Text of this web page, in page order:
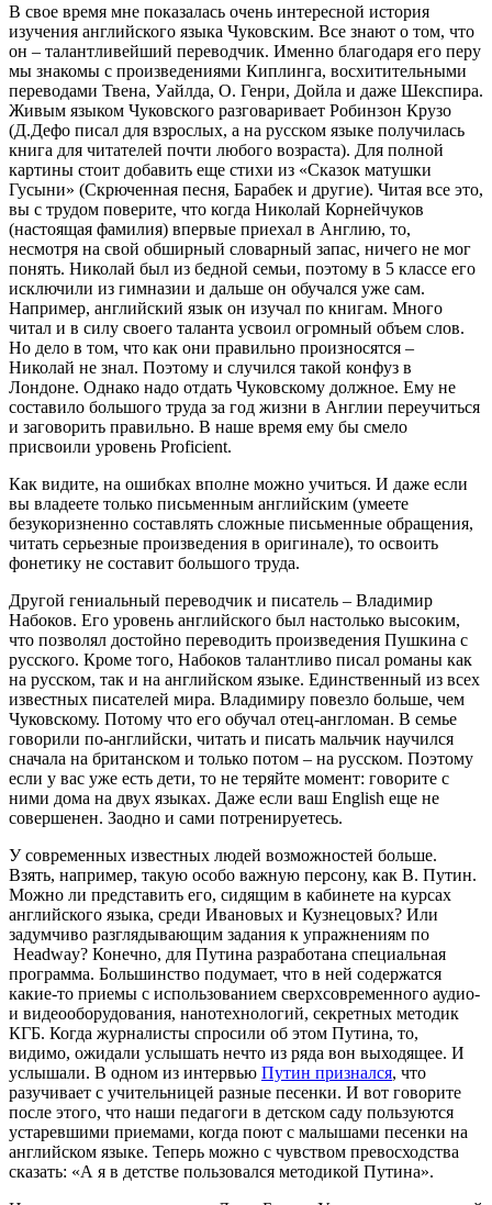
В свое время мне показалась очень интересной история
изучения английского языка Чуковским. Все знают о том, что
он – талантливейший переводчик. Именно благодаря его перу
мы знакомы с произведениями Киплинга, восхитительными
переводами Твена, Уайлда, О. Генри, Дойла и даже Шекспира.
Живым языком Чуковского разговаривает Робинзон Крузо
(Д.Дефо писал для взрослых, а на русском языке получилась
книга для читателей почти любого возраста). Для полной
картины стоит добавить еще стихи из «Сказок матушки
Гусыни» (Скрюченная песня, Барабек и другие). Читая все это,
вы с трудом поверите, что когда Николай Корнейчуков
(настоящая фамилия) впервые приехал в Англию, то,
несмотря на свой обширный словарный запас, ничего не мог
понять. Николай был из бедной семьи, поэтому в 5 классе его
исключили из гимназии и дальше он обучался уже сам.
Например, английский язык он изучал по книгам. Много
читал и в силу своего таланта усвоил огромный объем слов.
Но дело в том, что как они правильно произносятся –
Николай не знал. Поэтому и случился такой конфуз в
Лондоне. Однако надо отдать Чуковскому должное. Ему не
составило большого труда за год жизни в Англии переучиться
и заговорить правильно. В наше время ему бы смело
присвоили уровень Proficient.
Как видите, на ошибках вполне можно учиться. И даже если
вы владеете только письменным английским (умеете
безукоризненно составлять сложные письменные обращения,
читать серьезные произведения в оригинале), то освоить
фонетику не составит большого труда.
Другой гениальный переводчик и писатель – Владимир
Набоков. Его уровень английского был настолько высоким,
что позволял достойно переводить произведения Пушкина с
русского. Кроме того, Набоков талантливо писал романы как
на русском, так и на английском языке. Единственный из всех
известных писателей мира. Владимиру повезло больше, чем
Чуковскому. Потому что его обучал отец-англоман. В семье
говорили по-английски, читать и писать мальчик научился
сначала на британском и только потом – на русском. Поэтому
если у вас уже есть дети, то не теряйте момент: говорите с
ними дома на двух языках. Даже если ваш English еще не
совершенен. Заодно и сами потренируетесь.
У современных известных людей возможностей больше.
Взять, например, такую особо важную персону, как В. Путин.
Можно ли представить его, сидящим в кабинете на курсах
английского языка, среди Ивановых и Кузнецовых? Или
задумчиво разглядывающим задания к упражнениям по
Headway? Конечно, для Путина разработана специальная
программа. Большинство подумает, что в ней содержатся
какие-то приемы с использованием сверхсовременного аудио-
и видеооборудования, нанотехнологий, секретных методик
КГБ. Когда журналисты спросили об этом Путина, то,
видимо, ожидали услышать нечто из ряда вон выходящее. И
услышали. В одном из интервью Путин признался, что
разучивает с учительницей разные песенки. И вот говорите
после этого, что наши педагоги в детском саду пользуются
устаревшими приемами, когда поют с малышами песенки на
английском языке. Теперь можно с чувством превосходства
сказать: «А я в детстве пользовался методикой Путина».